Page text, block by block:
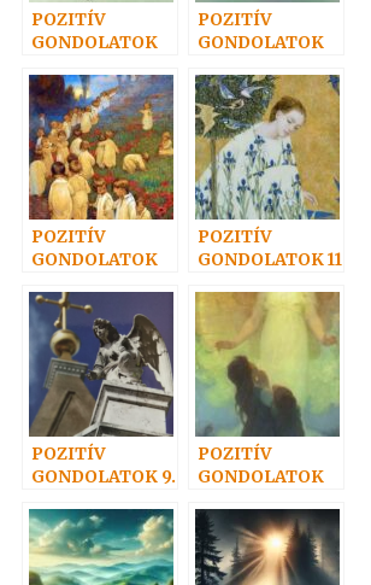
POZITÍV
GONDOLATOK
POZITÍV
GONDOLATOK
POZITÍV
GONDOLATOK
POZITÍV
GONDOLATOK 11
POZITÍV
GONDOLATOK 9.
POZITÍV
GONDOLATOK